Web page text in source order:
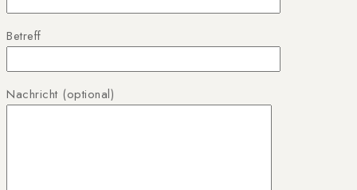
Betreff
Nachricht (optional)